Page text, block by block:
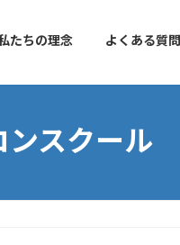
たちの理念 よくある質問
ンスクール